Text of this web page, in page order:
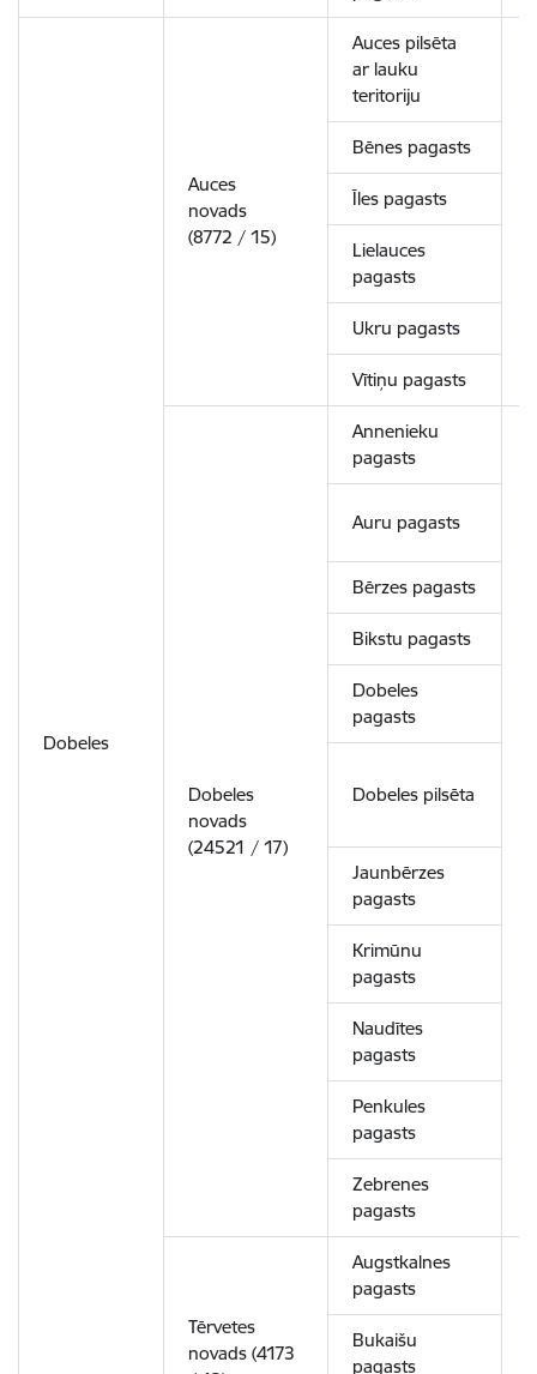
Dobeles
Auces
novads
(8772 / 15)
Auces pilsēta
ar lauku
teritoriju
Bēnes pagasts
Īles pagasts
Lielauces
pagasts
Ukru pagasts
Vītiņu pagasts
Dobeles
novads
(24521 / 17)
Annenieku
pagasts
Auru pagasts
Bērzes pagasts
Bikstu pagasts
Dobeles
pagasts
Dobeles pilsēta
Jaunbērzes
pagasts
Krimūnu
pagasts
Naudītes
pagasts
Penkules
pagasts
Zebrenes
pagasts
Tērvetes
novads (4173
Augstkalnes
pagasts
Bukaišu
pagasts